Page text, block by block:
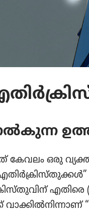
കേവലം ഒരു
എതിരെ